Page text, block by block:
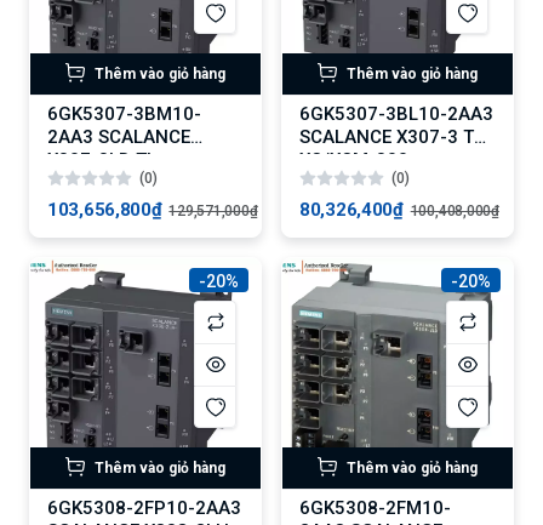
Thêm vào giỏ hàng
6GK5307-3BM10-
2AA3 SCALANCE
X307-3LD The
XC/XCM-300
(0)
103,656,800₫ 129,571,000₫
Thêm vào giỏ hàng
6GK5307-3BL10-2AA3
SCALANCE X307-3 The
XC/XCM-300
(0)
80,326,400₫ 100,408,000₫
-20%
Thêm vào giỏ hàng
6GK5308-2FP10-2AA3
-20%
Thêm vào giỏ hàng
6GK5308-2FM10-